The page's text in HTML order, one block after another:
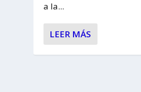
a la...
LEER MÁS